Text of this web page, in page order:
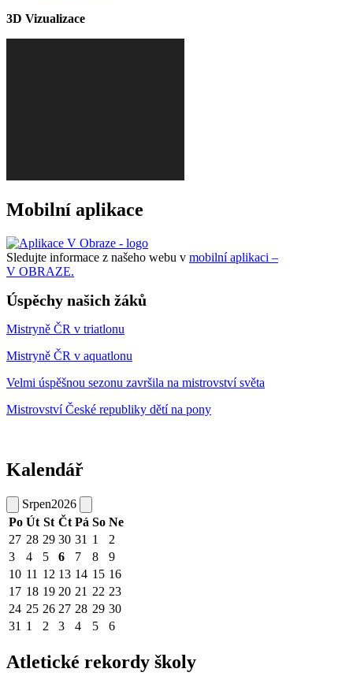
3D Vizualizace
Mobilní aplikace
Sledujte informace z našeho webu v mobilní aplikaci –
V OBRAZE.
Úspěchy našich žáků
Mistryně ČR v triatlonu
Mistryně ČR v aquatlonu
Velmi úspěšnou sezonu završila na mistrovství světa
Mistrovství České republiky dětí na pony
Kalendář
Srpen2026
Po Út St Čt Pá So Ne
27 28 29 30 31 1
2
3
4 5 6 7 8
9
10 11 12 13 14 15 16
17 18 19 20 21 22 23
24 25 26 27 28 29 30
31 1 2 3 4 5 6
Atletické rekordy školy